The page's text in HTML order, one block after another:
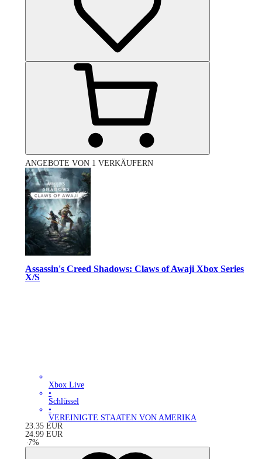
ANGEBOTE VON 1 VERKÄUFERN
Assassin's Creed Shadows: Claws of Awaji Xbox Series
X/S
Xbox Live
•
Schlüssel
•
VEREINIGTE STAATEN VON AMERIKA
23.35 EUR
24.99 EUR
-7%